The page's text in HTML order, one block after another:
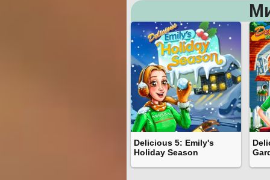
Delicious 5: Emily's
Holiday Season